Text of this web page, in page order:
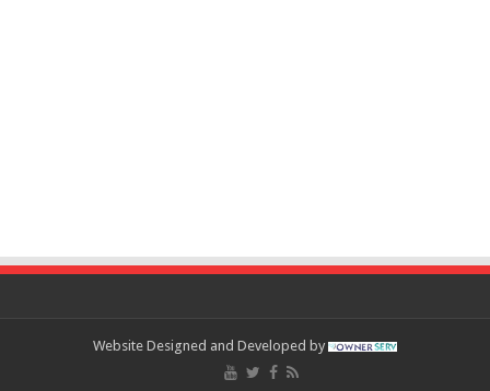
Website Designed and Developed by